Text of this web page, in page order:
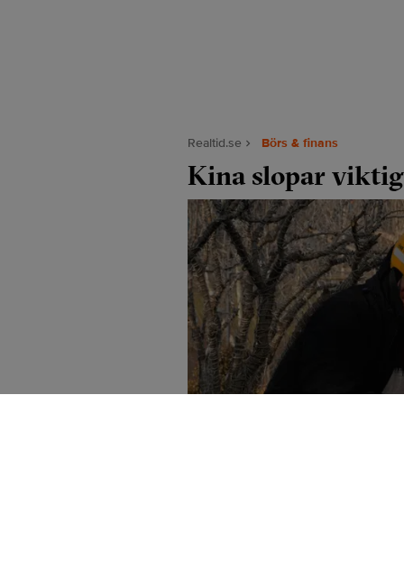
Realtid.se Börs & finans
Kina slopar